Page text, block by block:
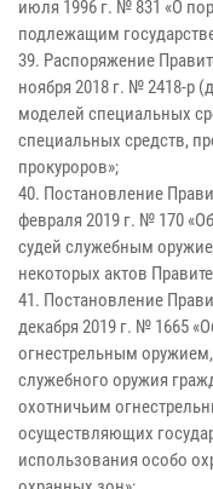
июля 1996 г. № 831 «О
подлежащим
39. Распоряжение
ноября 2018 г. № 2418-р
моделей специальных
специальных средств,
прокуроров»;
40. Постановление
февраля 2019 г. № 170
судей служебным
некоторых актов
41. Постановление
декабря 2019 г. № 1665
огнестрельным
служебного оружия
охотничьим
осуществляющих
использования особо